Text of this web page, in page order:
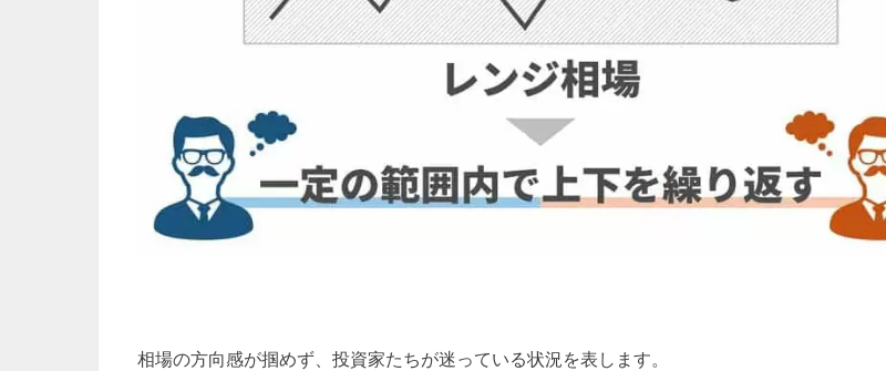
相場の方向感が掴めず、投資家たちが迷っている状況を表します。